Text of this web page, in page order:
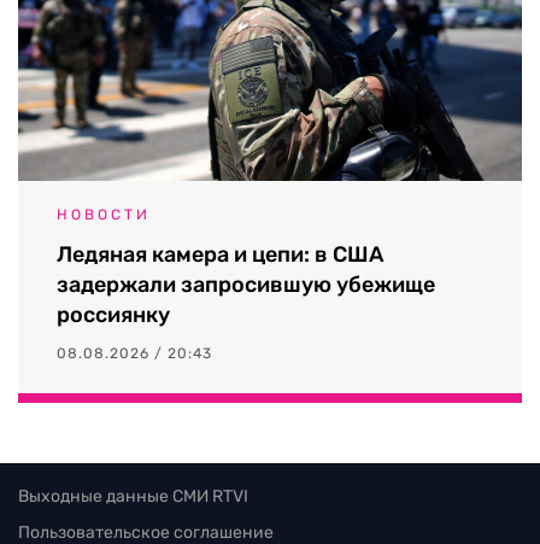
НОВОСТИ
Ледяная камера и цепи: в США
задержали запросившую убежище
россиянку
08.08.2026 / 20:43
Выходные данные СМИ RTVI
Пользовательское соглашение